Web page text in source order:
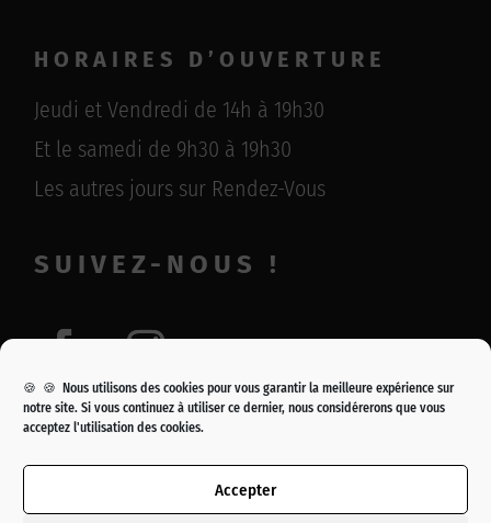
🍪 🍪 Nous utilisons des cookies pour vous garantir la meilleure expérience sur
notre site. Si vous continuez à utiliser ce dernier, nous considérerons que vous
acceptez l'utilisation des cookies.
Accepter
HORAIRES D’OUVERTURE
Jeudi et Vendredi de 14h à 19h30
Et le samedi de 9h30 à 19h30
Les autres jours sur Rendez-Vous
SUIVEZ-NOUS !
Création –WEBELO//É.FERRY